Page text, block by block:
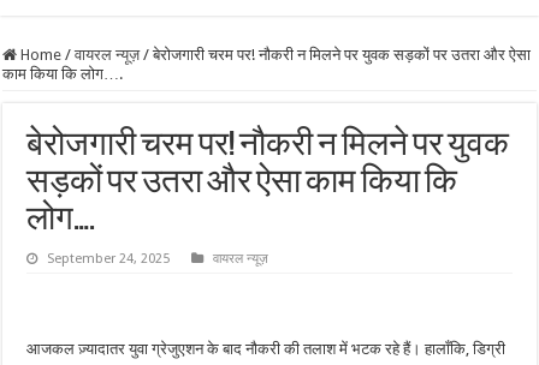
Home / वायरल न्यूज़ / बेरोजगारी चरम पर! नौकरी न मिलने पर युवक सड़कों पर उतरा और ऐसा
काम किया कि लोग….
बेरोजगारी चरम पर! नौकरी न मिलने पर युवक
सड़कों पर उतरा और ऐसा काम किया कि
लोग….
September 24, 2025 वायरल न्यूज़
आजकल ज़्यादातर युवा ग्रेजुएशन के बाद नौकरी की तलाश में भटक रहे हैं। हालाँकि, डिग्री